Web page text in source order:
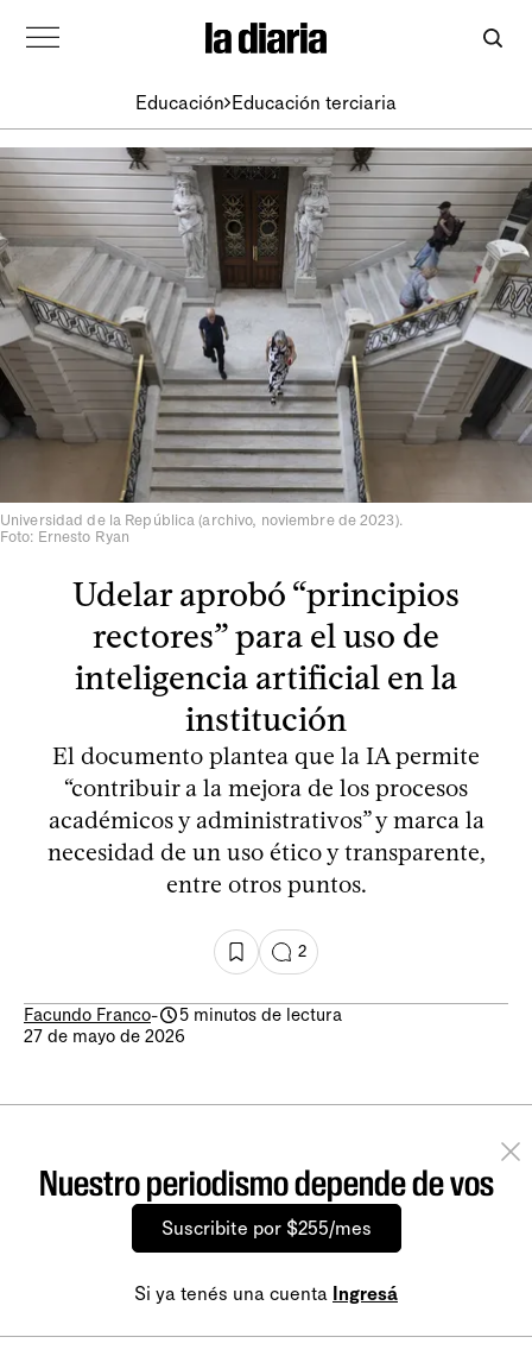
Educación Educación terciaria
Universidad de la República (archivo, noviembre de 2023).
Foto: Ernesto Ryan
Udelar aprobó “principios
rectores” para el uso de
inteligencia artificial en la
institución
El documento plantea que la IA permite
“contribuir a la mejora de los procesos
académicos y administrativos” y marca la
necesidad de un uso ético y transparente,
entre otros puntos.
2
Facundo Franco-
5 minutos de lectura
27 de mayo de 2026
Nuestro periodismo depende de vos
Suscribite por $255/mes
Si ya tenés una cuenta Ingresá